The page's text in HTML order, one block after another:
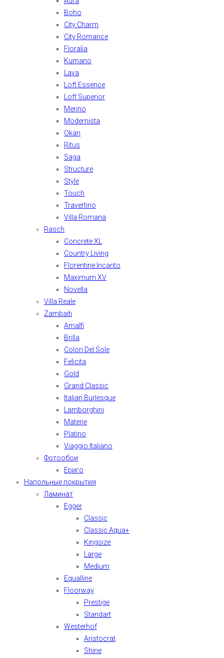
Boho
City Charm
City Romance
Floralia
Kumano
Lava
Loft Essence
Loft Superior
Merino
Modernista
Okan
Ritus
Saga
Structure
Style
Touch
Travertino
Villa Romana
Rasch
Concrete XL
Country Living
Florentine Incanto
Maximum XV
Novella
Villa Reale
Zambaiti
Amalfi
Brilla
Colori Del Sole
Felicita
Gold
Grand Classic
Italian Burlesque
Lamborghini
Materie
Platino
Viaggio Italiano
Фотообои
Ериго
Напольные покрытия
Ламинат
Egger
Classic
Classic Aqua+
Kingsize
Large
Medium
Equalline
Floorway
Prestige
Standart
Westerhof
Aristocrat
Shine